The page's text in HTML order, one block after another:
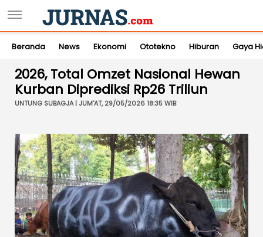
Beranda News Ekonomi Ototekno Hiburan Gaya
2026, Total Omzet Nasional Hewan
Kurban Diprediksi Rp26 Triliun
UNTUNG SUBAGJA | JUM'AT, 29/05/2026 18:35 WIB